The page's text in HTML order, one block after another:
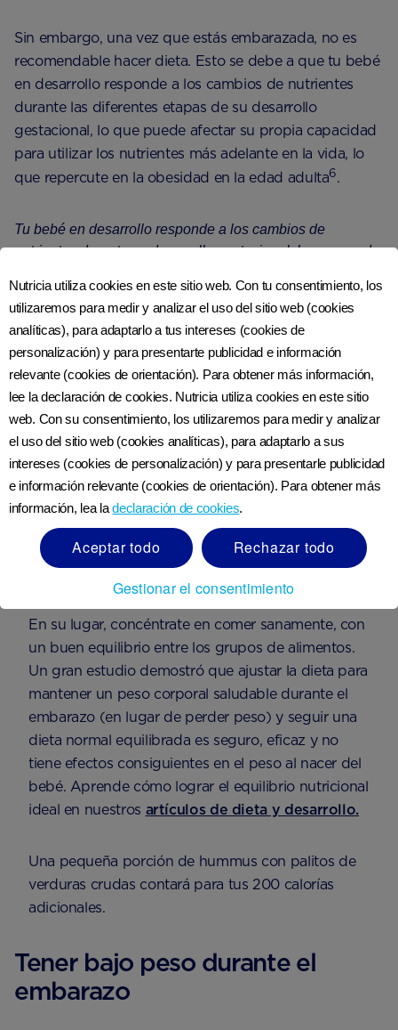
Sin embargo, una vez que estás embarazada, no es
recomendable hacer dieta. Esto se debe a que tu bebé
en desarrollo responde a los cambios de nutrientes
durante las diferentes etapas de su desarrollo
gestacional, lo que puede afectar su propia capacidad
para utilizar los nutrientes más adelante en la vida, lo
que repercute en la obesidad en la edad adulta6.
Tu bebé en desarrollo responde a los cambios de
nutrientes durante su desarrollo gestacional, lo que puede
adelante en la vida.
En su lugar, concéntrate en comer sanamente, con
un buen equilibrio entre los grupos de alimentos.
Un gran estudio demostró que ajustar la dieta para
mantener un peso corporal saludable durante el
embarazo (en lugar de perder peso) y seguir una
dieta normal equilibrada es seguro, eficaz y no
tiene efectos consiguientes en el peso al nacer del
bebé. Aprende cómo lograr el equilibrio nutricional
ideal en nuestros artículos de dieta y desarrollo.
Una pequeña porción de hummus con palitos de
verduras crudas contará para tus 200 calorías
adicionales.
Tener bajo peso durante el
embarazo
Nutricia utiliza cookies en este sitio web. Con tu consentimiento, los
utilizaremos para medir y analizar el uso del sitio web (cookies
analíticas), para adaptarlo a tus intereses (cookies de
personalización) y para presentarte publicidad e información
relevante (cookies de orientación). Para obtener más información,
lee la declaración de cookies. Nutricia utiliza cookies en este sitio
web. Con su consentimiento, los utilizaremos para medir y analizar
el uso del sitio web (cookies analíticas), para adaptarlo a sus
intereses (cookies de personalización) y para presentarle publicidad
e información relevante (cookies de orientación). Para obtener más
información, lea ladeclaración de cookies.
Aceptar todo
Rechazar todo
Gestionar el consentimiento